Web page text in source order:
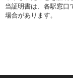
当証明書は、各駅窓口
場合があります。